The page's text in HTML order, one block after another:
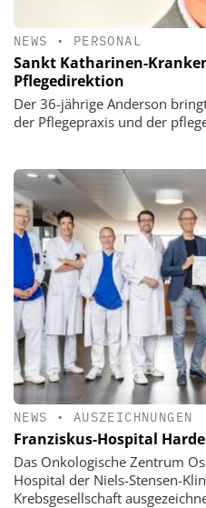
NEWS • PERSONAL
Sankt Katharinen-
Pflegedirektion
Der 36-jährige Anderson
der Pflegepraxis und der
NEWS • AUSZEICHNUNGEN
Franziskus-Hospital
Das Onkologische Zentrum
Hospital der Niels-Stensen-
Krebsgesellschaft